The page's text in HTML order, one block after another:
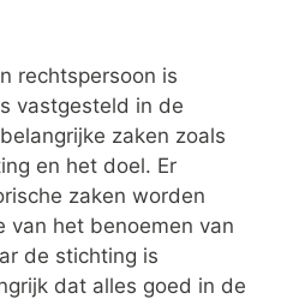
rechtspersoon is
vastgesteld in de
zaken zoals
en het doel. Er
zaken worden
van het benoemen van
de stichting is
dat alles goed in de